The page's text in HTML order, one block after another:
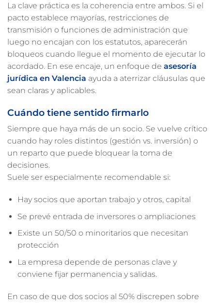
La clave práctica es la coherencia entre ambos. Si el
pacto establece mayorías, restricciones de
transmisión o funciones de administración que
luego no encajan con los estatutos, aparecerán
bloqueos cuando llegue el momento de ejecutar lo
acordado. En ese encaje, un enfoque de asesoría
jurídica en Valencia ayuda a aterrizar cláusulas que
sean claras y aplicables.
Cuándo tiene sentido firmarlo
Siempre que haya más de un socio. Se vuelve crítico
cuando hay roles distintos (gestión vs. inversión) o
un reparto que puede bloquear la toma de
decisiones.
Suele ser especialmente recomendable si:
Hay socios que aportan trabajo y otros, capital
Se prevé entrada de inversores o ampliaciones
Existe un 50/50 o minoritarios que necesitan
protección
La empresa depende de personas clave y
conviene fijar permanencia y salidas.
En caso de que dos socios al 50% discrepen sobre